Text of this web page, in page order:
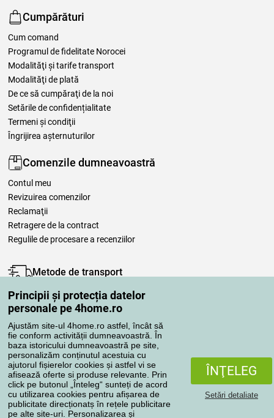
Principii și protecția datelor
personale pe 4home.ro
Ajustăm site-ul 4home.ro astfel, încât să
fie conform activității dumneavoastră. În
baza istoricului dumneavoastră pe site,
personalizăm conținutul acestuia cu
ajutorul fișierelor cookies și astfel vi se
afisează oferte si produse relevante. Prin
click pe butonul „Înteleg“ sunteți de acord
cu utilizarea cookies pentru afișarea de
publicitate direcționatș în rețele publicitare
pe alte site-uri. Personalizarea și
ÎNŢELEG
Setări detaliate
Cumpărături
Cum comand
Programul de fidelitate Norocei
Modalităţi şi tarife transport
Modalităţi de plată
De ce să cumpăraţi de la noi
Setările de confidențialitate
Termeni şi condiţii
Îngrijirea așternuturilor
Comenzile dumneavoastră
Contul meu
Revizuirea comenzilor
Reclamaţii
Retragere de la contract
Regulile de procesare a recenziilor
Metode de transport
Metode de plată
Magazin de încredere